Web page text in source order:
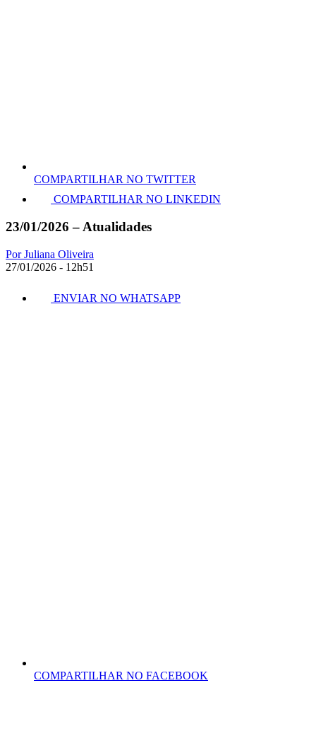
COMPARTILHAR NO TWITTER
COMPARTILHAR NO LINKEDIN
23/01/2026 – Atualidades
Por Juliana Oliveira
27/01/2026 - 12h51
ENVIAR NO WHATSAPP
COMPARTILHAR NO FACEBOOK